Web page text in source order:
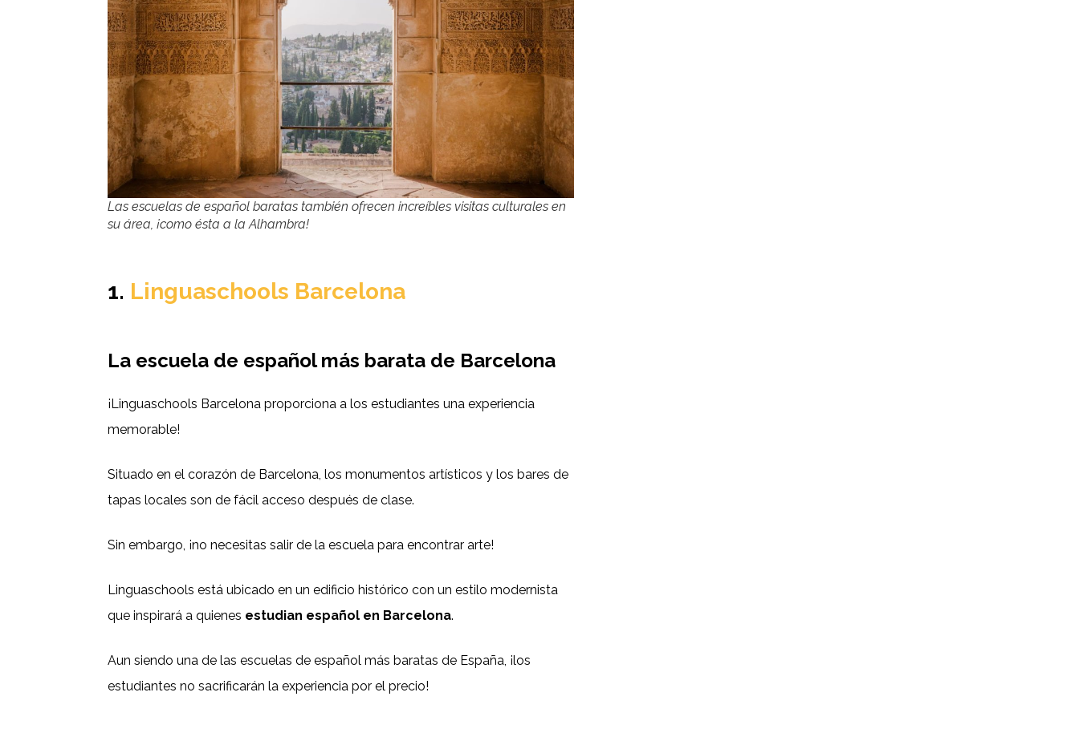
Las escuelas de español baratas también ofrecen increíbles visitas culturales en
su área, ¡como ésta a la Alhambra!
1. Linguaschools Barcelona
La escuela de español más barata de Barcelona
¡Linguaschools Barcelona proporciona a los estudiantes una experiencia
memorable!
Situado en el corazón de Barcelona, los monumentos artísticos y los bares de
tapas locales son de fácil acceso después de clase.
Sin embargo, ¡no necesitas salir de la escuela para encontrar arte!
Linguaschools está ubicado en un edificio histórico con un estilo modernista
que inspirará a quienes estudian español en Barcelona.
Aun siendo una de las escuelas de español más baratas de España, ¡los
estudiantes no sacrificarán la experiencia por el precio!